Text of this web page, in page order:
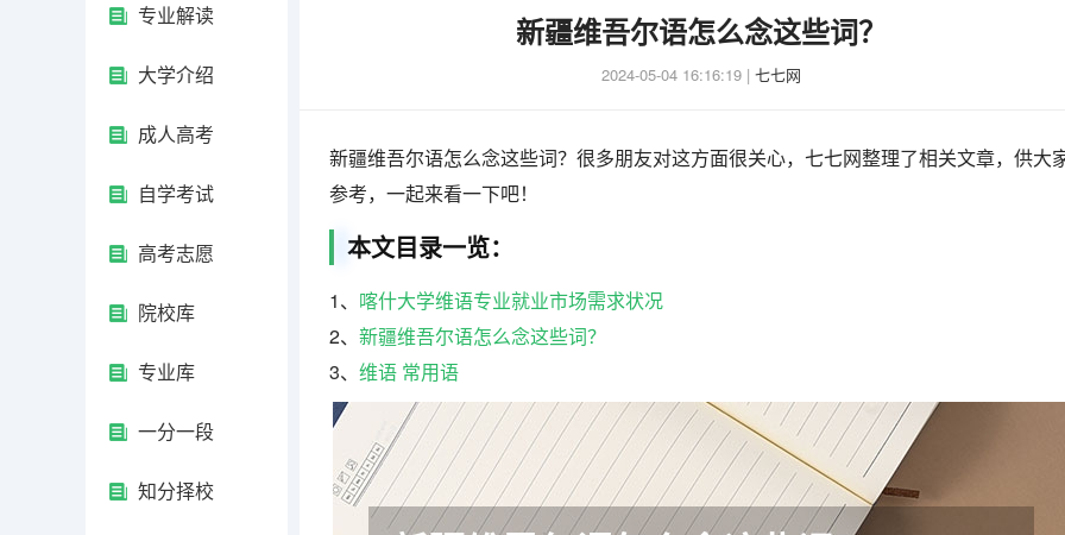
专业解读
大学介绍
成人高考
自学考试
高考志愿
院校库
专业库
一分一段
知分择校
新疆维吾尔语怎么念这些词？
2024-05-04 16:16:19 | 七七网
新疆维吾尔语怎么念这些词？很多朋友对这方面很关心，七七网整理了相关文章，供大
参考，一起来看一下吧！
本文目录一览：
1、 喀什大学维语专业就业市场需求状况
2、 新疆维吾尔语怎么念这些词？
3、 维语 常用语